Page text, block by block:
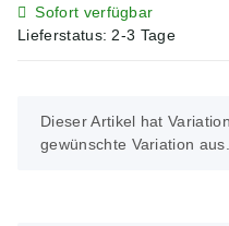
Sofort verfügbar
Lieferstatus: 2-3 Tage
x
Dieser Artikel hat
gewünschte Variation aus.